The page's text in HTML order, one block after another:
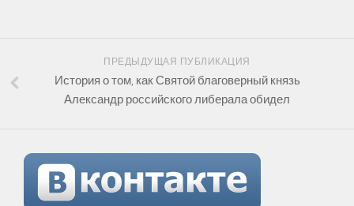
ПРЕДЫДУЩАЯ ПУБЛИКАЦИЯ
История о том, как Святой благоверный князь
Александр российского либерала обидел